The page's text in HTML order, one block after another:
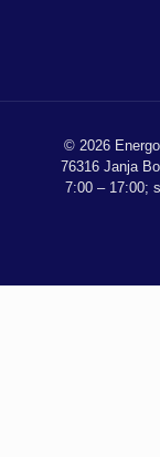
© 2026
76316 Janja
7:00 – 17:00;